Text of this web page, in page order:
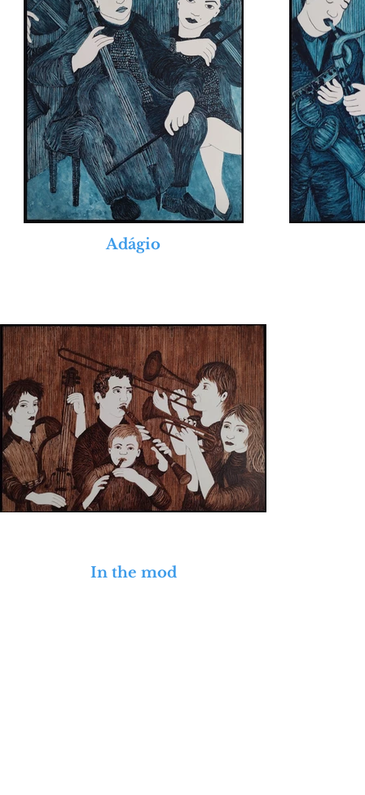
2007Exposição Coletiva TIBA/
Belas Artes do Paraná - Curitiba –
20076º Salão Nacional de Arte –
escultura participante foi doada ao
2007IV Mostra de Artes Plásticas
2007Exposição Individual “Nossas
2007 Salão de Artes Visuais 2007 –
2007Exposição Coletiva APAP –
2007 14ª Mostra Moniquense de
2007X Mostra de Artes Plásticas
Adágio
In the mod